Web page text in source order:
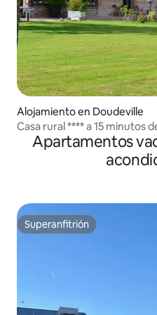
Alojamiento en Doudeville
Casa rural **** a 15 minutos
Camas hechas
Apartamentos
Superanfitrión
Superanfitrión